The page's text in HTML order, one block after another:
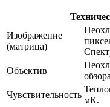
Изображение
(матрица)
Объектив
Чувствительность
мК.